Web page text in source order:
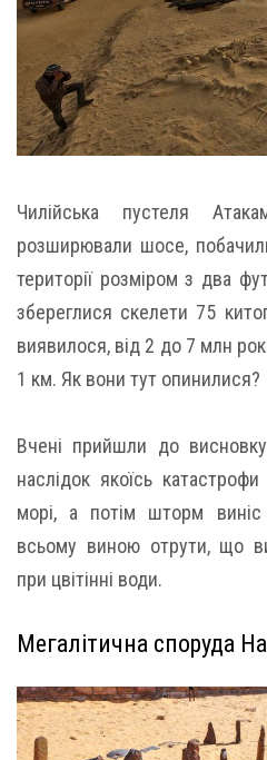
Чилійська пустеля
розширювали шосе,
території розміром з два
збереглися скелети 75
виявилося, від 2 до 7 млн
1 км. Як вони тут опинилися?
Вчені прийшли до
наслідок якоїсь
морі, а потім шторм
всьому виною отрути, що
при цвітінні води.
Мегалітична споруда